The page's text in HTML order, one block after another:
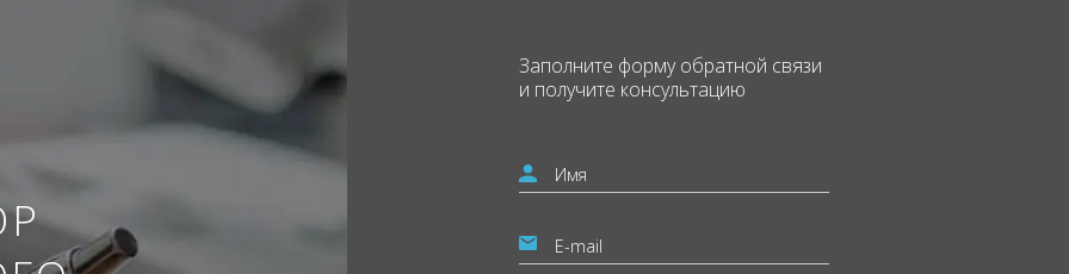
Заполните формуобратной связи
и получите консультацию